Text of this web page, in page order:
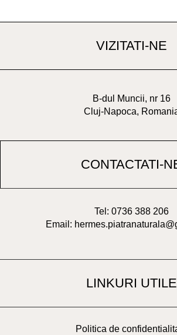
VIZITATI-NE
B-dul Muncii, nr 16
Cluj-Napoca,
CONTACTATI-
Tel: 0736 388 206
Email:
LINKURI UTILE
Politica de